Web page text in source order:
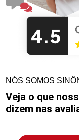
NÓS SOMOS
Veja o que
dizem nas